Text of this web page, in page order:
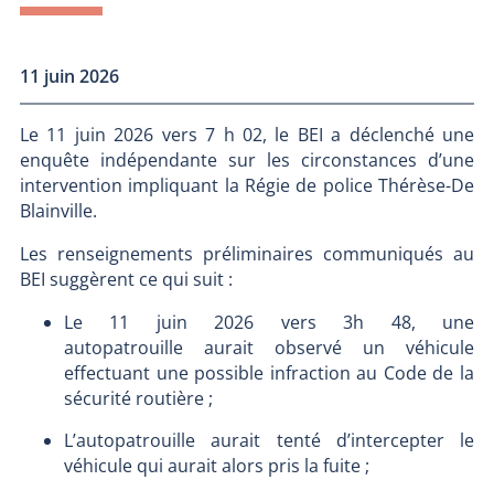
11 juin 2026
Le 11 juin 2026 vers 7 h 02, le BEI a déclenché une
enquête indépendante sur les circonstances d’une
intervention impliquant la Régie de police Thérèse-De
Blainville.
Les renseignements préliminaires communiqués au
BEI suggèrent ce qui suit :
Le 11 juin 2026 vers 3h 48, une
autopatrouille aurait observé un véhicule
effectuant une possible infraction au Code de la
sécurité routière ;
L’autopatrouille aurait tenté d’intercepter le
véhicule qui aurait alors pris la fuite ;